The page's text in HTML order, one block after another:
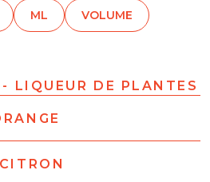
ML VOLUME
LIQUEUR DE PLANTES